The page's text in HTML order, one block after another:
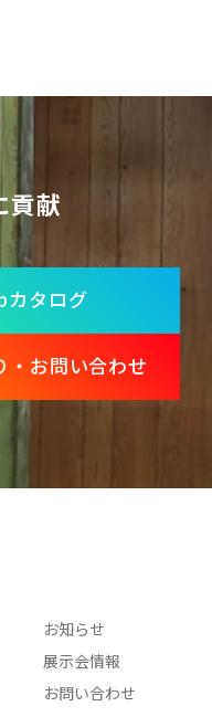
貢献
カタログ
・お問い合わせ
お知らせ
展示会情報
お問い合わせ